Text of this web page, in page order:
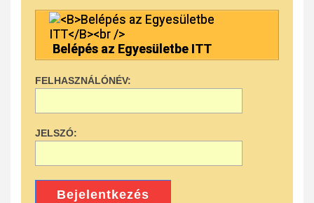
Belépés az Egyesületbe ITT
FELHASZNÁLÓNÉV:
JELSZÓ:
Bejelentkezés